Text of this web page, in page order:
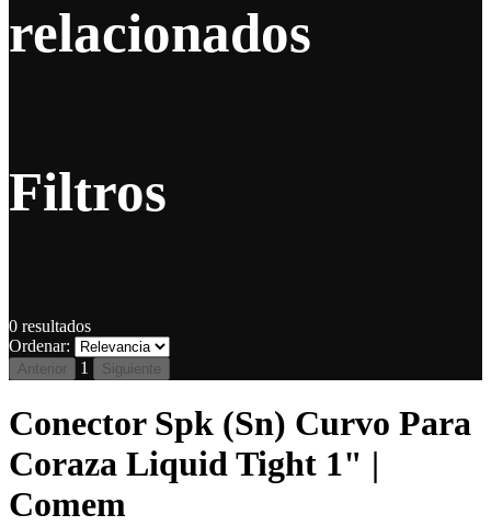
relacionados
Filtros
0 resultados
Ordenar:
Anterior 1 Siguiente
Conector Spk (Sn) Curvo Para
Coraza Liquid Tight 1" |
Comem